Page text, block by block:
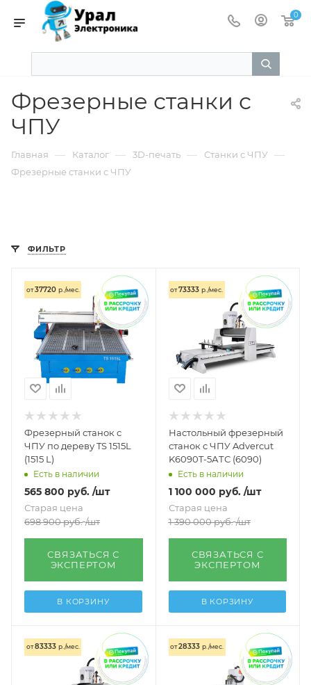
0
Фрезерные станки с
ЧПУ
Главная — Каталог — 3D-печать — Станки с ЧПУ —
Фрезерные станки с ЧПУ
ФИЛЬТР
от37720 р./мес.
Фрезерный станок с
ЧПУ по дереву TS 1515L
(1515 L)
Есть в наличии
565 800 руб. /шт
Старая цена
698 900руб. /шт
СВЯЗАТЬСЯ С
ЭКСПЕРТОМ
В КОРЗИНУ
от73333 р./мес.
Настольный фрезерный
станок с ЧПУ Advercut
K6090T-5АТС (6090)
Есть в наличии
1 100 000 руб. /шт
Старая цена
1 390 000руб. /шт
СВЯЗАТЬСЯ С
ЭКСПЕРТОМ
В КОРЗИНУ
от83333 р./мес. от28333 р./мес.